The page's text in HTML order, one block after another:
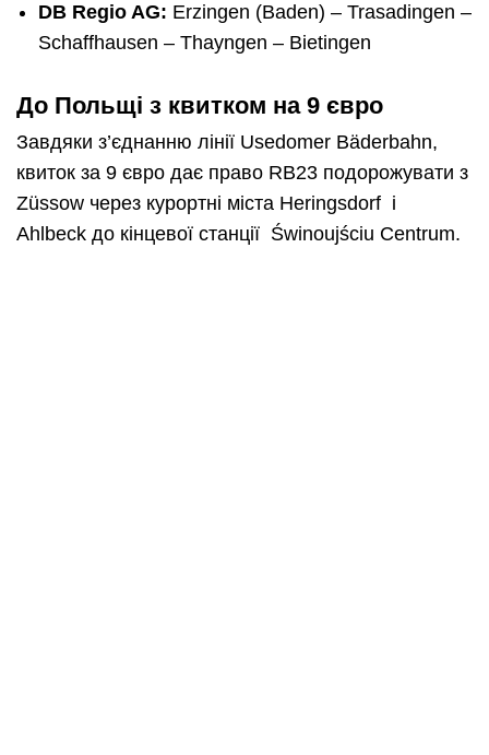
DB Regio AG: Erzingen (Baden) – Trasadingen –
Schaffhausen – Thayngen – Bietingen
До Польщі з квитком на 9 євро
Завдяки з’єднанню лінії Usedomer Bäderbahn,
квиток за 9 євро дає право RB23 подорожувати з
Züssow через курортні міста Heringsdorf і
Ahlbeck до кінцевої станції Świnoujściu Centrum.